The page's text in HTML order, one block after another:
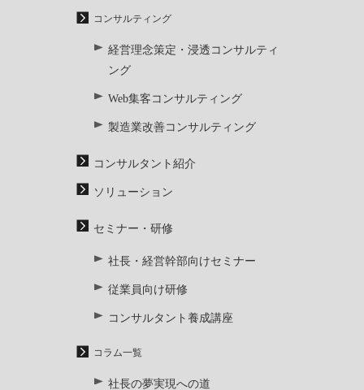
コンサルティング
経営理念策定・浸透コンサルティ
ング
Web集客コンサルティング
製造業改善コンサルティング
コンサルタント紹介
ソリューション
セミナー・研修
社長・経営幹部向けセミナー
従業員向け研修
コンサルタント養成講座
コラム一覧
社長の夢実現への道